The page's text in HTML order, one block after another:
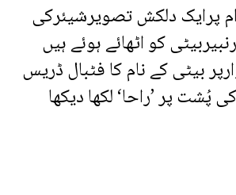
پرایک دلکش تصویرشیئرکی
کو اٹھائے ہوئے ہیں
بیٹی کے نام کا فٹبال ڈریس
پُشت پر ’راحا‘ لکھا دیکھا